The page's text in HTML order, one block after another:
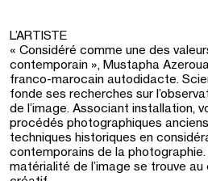
L’ARTISTE
« Considéré comme une des
contemporain », Mustapha
franco-marocain autodidacte.
fonde ses recherches sur
de l’image. Associant installation,
procédés photographiques
techniques historiques en
contemporains de la
matérialité de l’image se trouve